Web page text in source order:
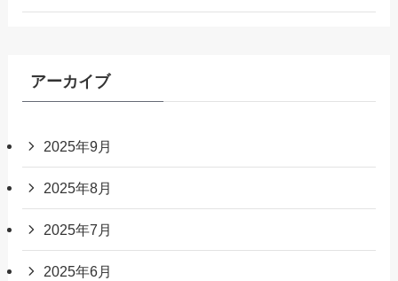
アーカイブ
2025年9月
2025年8月
2025年7月
2025年6月